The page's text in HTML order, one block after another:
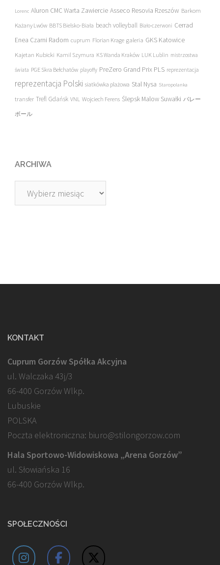
Lorenc Aluron CMC Warta Zawiercie Asseco Resovia Rzeszów Barkom
Każany Lwów BBTS Bielsko-Biała beach volleyball Biało-czerwoni Cerrad
Enea Czarni Radom cuprum Florian Krage galeria GKS Katowice
Kajetan Kubicki Kamil Szymura KS Wanda Kraków LUK Lublin mistrzostwa
świata PGE Skra Bełchatów playoffy PreZero Grand Prix PLS reprezentacja
reprezentacja Polski siatkówka plażowa Stal Nysa Staropolanka
transfer Trefl Gdańsk VNL Wojciech Ferens Ślepsk Malow Suwałki バレー
ボール
ARCHIWA
Archiwa
KONTAKT
Cuprum Gorzów Spółka Akcyjna
ul. Walczaka 43j/3
66-400 Gorzów Wlkp.
Lubuskie
POLSKA
Poczta elektroniczna: biuro@stilongorzow.com
Hala Sportowo-Widowiskowa „Arena Gorzów”
ul. Słowiańska 16
66-400 Gorzów Wlkp.
SPOŁECZNOŚCI